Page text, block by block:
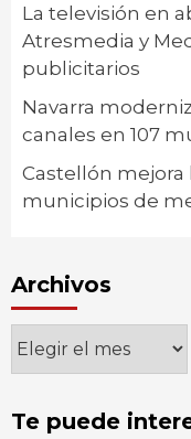
La televisión en
Atresmedia y
publicitarios
Navarra
canales en 107
Castellón mejora
municipios de
Archivos
Te puede